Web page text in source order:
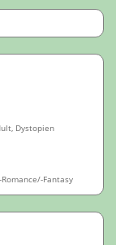
Dystopien
Fantasy